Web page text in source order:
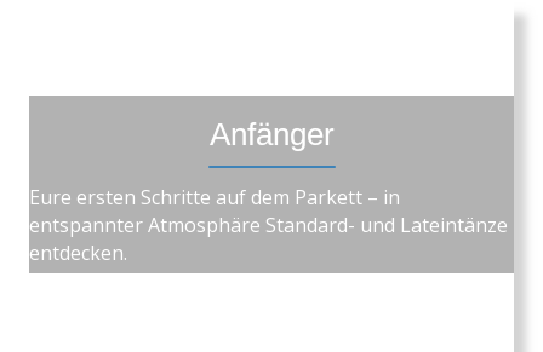
Anfänger
Eure ersten Schritte auf dem Parkett – in
entspannter Atmosphäre Standard- und Lateintänze
entdecken.